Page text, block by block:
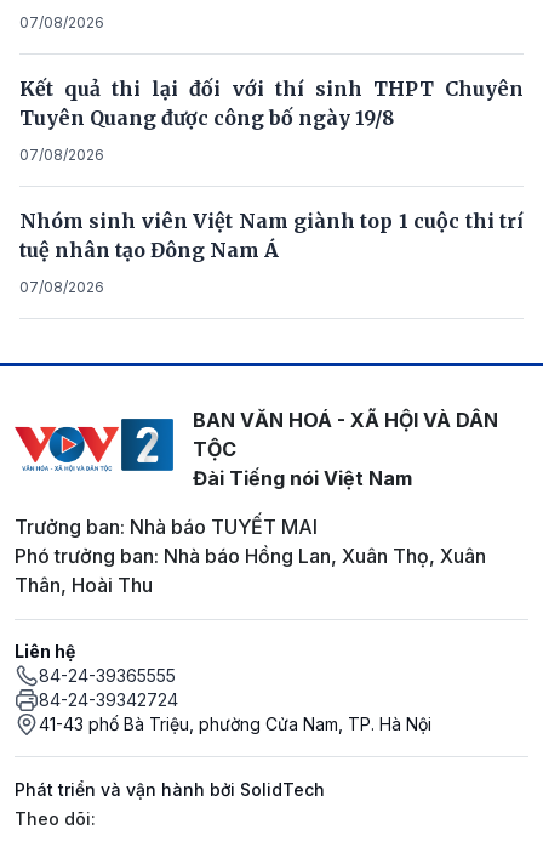
07/08/2026
Kết quả thi lại đối với thí sinh THPT Chuyên
Tuyên Quang được công bố ngày 19/8
07/08/2026
Nhóm sinh viên Việt Nam giành top 1 cuộc thi trí
tuệ nhân tạo Đông Nam Á
07/08/2026
BAN VĂN HOÁ - XÃ HỘI VÀ DÂN
TỘC
Đài Tiếng nói Việt Nam
Trưởng ban: Nhà báo TUYẾT MAI
Phó trưởng ban: Nhà báo Hồng Lan, Xuân Thọ, Xuân
Thân, Hoài Thu
Liên hệ
84-24-39365555
84-24-39342724
41-43 phố Bà Triệu, phường Cửa Nam, TP. Hà Nội
Phát triển và vận hành bởi SolidTech
Mạng xã hội
Theo dõi: